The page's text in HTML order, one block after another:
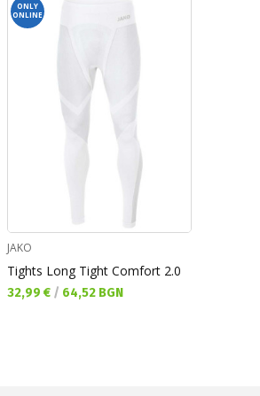
ONLY
ONLINE
JAKO
Tights Long Tight Comfort 2.0
Текуща цена:
32,99 € / 64,52 BGN